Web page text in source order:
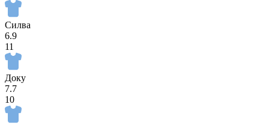
Силва
6.9
11
Доку
7.7
10